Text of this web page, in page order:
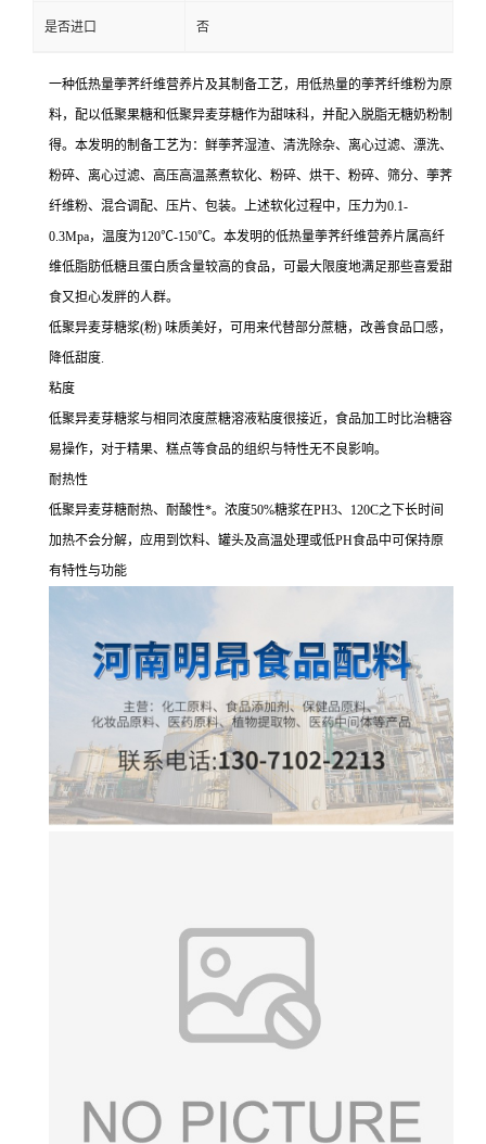
是否进口 否
一种低热量荸荠纤维营养片及其制备工艺，用低热量的荸荠纤维粉为原
料，配以低聚果糖和低聚异麦芽糖作为甜味科，并配入脱脂无糖奶粉制
得。本发明的制备工艺为：鲜荸荠湿渣、清洗除杂、离心过滤、漂洗、
粉碎、离心过滤、高压高温蒸煮软化、粉碎、烘干、粉碎、筛分、荸荠
纤维粉、混合调配、压片、包装。上述软化过程中，压力为0.1-
0.3Mpa，温度为120℃-150℃。本发明的低热量荸荠纤维营养片属高纤
维低脂肪低糖且蛋白质含量较高的食品，可最大限度地满足那些喜爱甜
食又担心发胖的人群。
低聚异麦芽糖浆(粉) 味质美好，可用来代替部分蔗糖，改善食品口感，
降低甜度.
粘度
低聚异麦芽糖浆与相同浓度蔗糖溶液粘度很接近，食品加工时比治糖容
易操作，对于精果、糕点等食品的组织与特性无不良影响。
耐热性
低聚异麦芽糖耐热、耐酸性*。浓度50%糖浆在PH3、120C之下长时间
加热不会分解，应用到饮料、罐头及高温处理或低PH食品中可保持原
有特性与功能